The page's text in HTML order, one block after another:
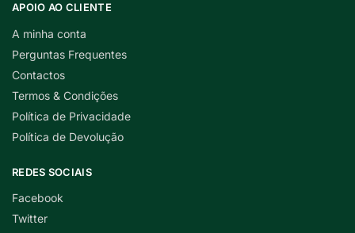
APOIO AO CLIENTE
A minha conta
Perguntas Frequentes
Contactos
Termos & Condições
Política de Privacidade
Política de Devolução
REDES SOCIAIS
Facebook
Twitter